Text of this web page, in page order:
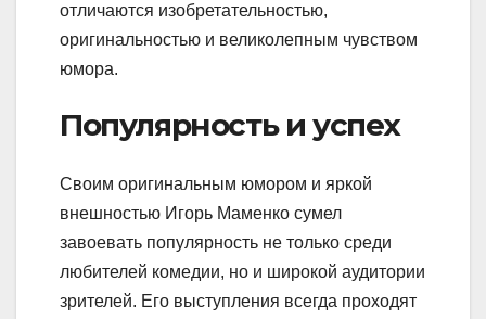
отличаются изобретательностью,
оригинальностью и великолепным чувством
юмора.
Популярность и успех
Своим оригинальным юмором и яркой
внешностью Игорь Маменко сумел
завоевать популярность не только среди
любителей комедии, но и широкой аудитории
зрителей. Его выступления всегда проходят